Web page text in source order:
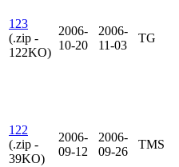
123
(.zip -
122KO)
2006-
10-20
2006-
11-03
TG
122
(.zip -
39KO)
2006-
09-12
2006-
09-26
TMS